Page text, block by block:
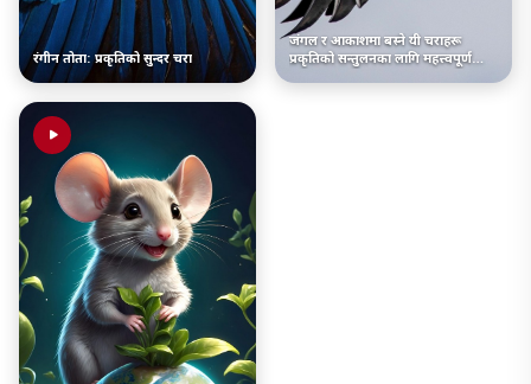
रंगीन तोता: प्रकृतिको सुन्दर चरा
जंगल र आकाशमा बस्ने यी चराहरू
प्रकृतिको सन्तुलनका लागि महत्त्वपूर्ण